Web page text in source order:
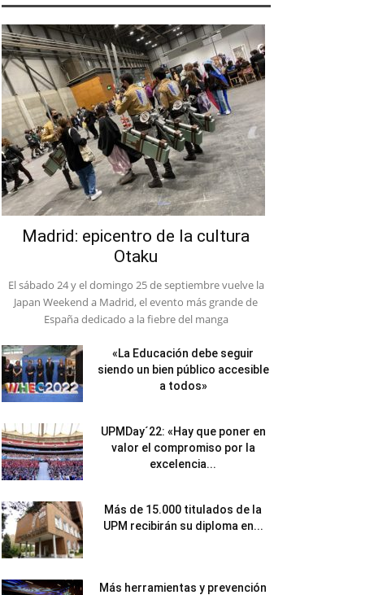
Madrid: epicentro de la cultura
Otaku
El sábado 24 y el domingo 25 de septiembre vuelve la
Japan Weekend a Madrid, el evento más grande de
España dedicado a la fiebre del manga
«La Educación debe seguir
siendo un bien público accesible
a todos»
UPMDay´22: «Hay que poner en
valor el compromiso por la
excelencia...
Más de 15.000 titulados de la
UPM recibirán su diploma en...
Más herramientas y prevención